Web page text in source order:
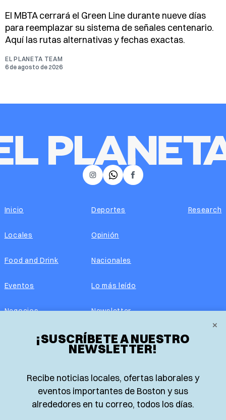
El MBTA cerrará el Green Line durante nueve días
para reemplazar su sistema de señales centenario.
Aquí las rutas alternativas y fechas exactas.
EL PLANETA TEAM
6 de agosto de 2026
×
¡SUSCRÍBETE A NUESTRO
NEWSLETTER!
Recibe noticias locales, ofertas laborales y
eventos importantes de Boston y sus
alrededores en tu correo, todos los días.
𝕏 Facebook
Instagram
Inicio
Locales
Food and Drink
Eventos
Negocios
Real Estate
Guía de Recursos
Deportes
Opinión
Nacionales
Lo más leído
Newsletter
Edición impresa
Advertise with us
Research